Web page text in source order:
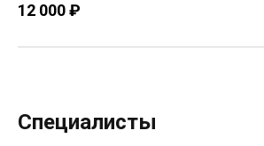
12 000 ₽
Специалисты